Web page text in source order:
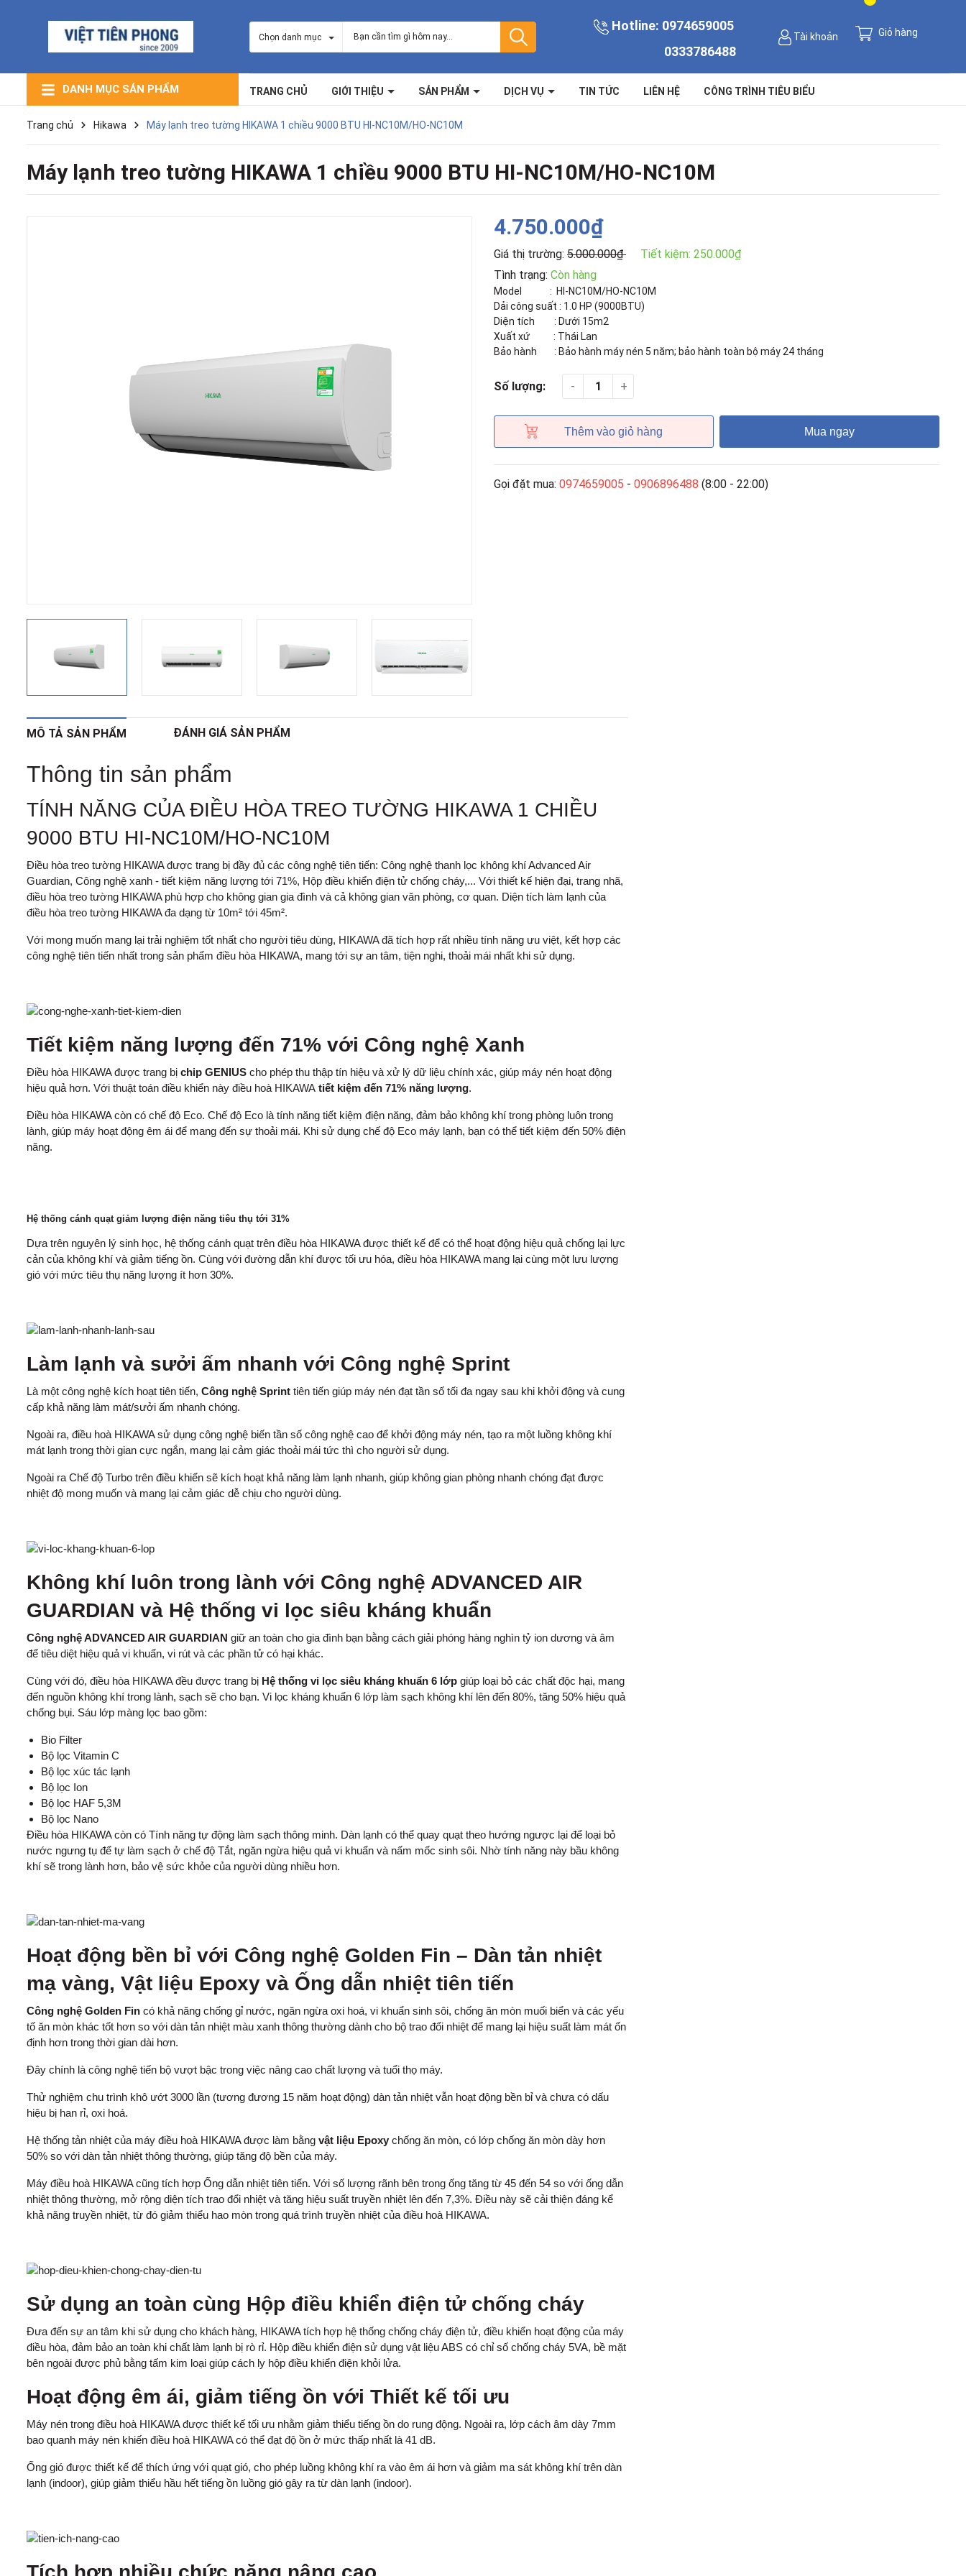
Chọn danh mục
Hotline: 0974659005
0333786488
Tài khoản Giỏ hàng
DANH MỤC SẢN PHẨM TRANG CHỦ GIỚI THIỆU SẢN PHẨM DỊCH VỤ TIN TỨC LIÊN HỆ CÔNG TRÌNH TIÊU BIỂU
Trang chủ Hikawa Máy lạnh treo tường HIKAWA 1 chiều 9000 BTU HI-NC10M/HO-NC10M
Máy lạnh treo tường HIKAWA 1 chiều 9000 BTU HI-NC10M/HO-NC10M
4.750.000₫
Giá thị trường: 5.000.000₫ Tiết kiệm: 250.000₫
Tình trạng: Còn hàng
Model : HI-NC10M/HO-NC10M
Dải công suất : 1.0 HP (9000BTU)
Diện tích : Dưới 15m2
Xuất xứ : Thái Lan
Bảo hành : Bảo hành máy nén 5 năm; bảo hành toàn bộ máy 24 tháng
Số lượng: - +
Thêm vào giỏ hàng Mua ngay
Gọi đặt mua: 0974659005 - 0906896488 (8:00 - 22:00)
MÔ TẢ SẢN PHẨM ĐÁNH GIÁ SẢN PHẨM
Thông tin sản phẩm
TÍNH NĂNG CỦA ĐIỀU HÒA TREO TƯỜNG HIKAWA 1 CHIỀU
9000 BTU HI-NC10M/HO-NC10M
Điều hòa treo tường HIKAWA được trang bị đầy đủ các công nghệ tiên tiến: Công nghệ thanh lọc không khí Advanced Air
Guardian, Công nghệ xanh - tiết kiệm năng lượng tới 71%, Hộp điều khiển điện tử chống cháy,... Với thiết kế hiện đại, trang nhã,
điều hòa treo tường HIKAWA phù hợp cho không gian gia đình và cả không gian văn phòng, cơ quan. Diện tích làm lạnh của
điều hòa treo tường HIKAWA đa dạng từ 10m² tới 45m².
Với mong muốn mang lại trải nghiệm tốt nhất cho người tiêu dùng, HIKAWA đã tích hợp rất nhiều tính năng ưu việt, kết hợp các
công nghệ tiên tiến nhất trong sản phẩm điều hòa HIKAWA, mang tới sự an tâm, tiện nghi, thoải mái nhất khi sử dụng.
Tiết kiệm năng lượng đến 71% với Công nghệ Xanh
Điều hòa HIKAWA được trang bị chip GENIUS cho phép thu thập tín hiệu và xử lý dữ liệu chính xác, giúp máy nén hoạt động
hiệu quả hơn. Với thuật toán điều khiển này điều hoà HIKAWA tiết kiệm đến 71% năng lượng.
Điều hòa HIKAWA còn có chế độ Eco. Chế độ Eco là tính năng tiết kiệm điện năng, đảm bảo không khí trong phòng luôn trong
lành, giúp máy hoạt động êm ái để mang đến sự thoải mái. Khi sử dụng chế độ Eco máy lạnh, bạn có thể tiết kiệm đến 50% điện
năng.
Hệ thống cánh quạt giảm lượng điện năng tiêu thụ tới 31%
Dựa trên nguyên lý sinh học, hệ thống cánh quạt trên điều hòa HIKAWA được thiết kế để có thể hoạt động hiệu quả chống lại lực
cản của không khí và giảm tiếng ồn. Cùng với đường dẫn khí được tối ưu hóa, điều hòa HIKAWA mang lại cùng một lưu lượng
gió với mức tiêu thụ năng lượng ít hơn 30%.
Làm lạnh và sưởi ấm nhanh với Công nghệ Sprint
Là một công nghệ kích hoạt tiên tiến, Công nghệ Sprint tiên tiến giúp máy nén đạt tần số tối đa ngay sau khi khởi động và cung
cấp khả năng làm mát/sưởi ấm nhanh chóng.
Ngoài ra, điều hoà HIKAWA sử dụng công nghệ biến tần số công nghệ cao để khởi động máy nén, tạo ra một luồng không khí
mát lạnh trong thời gian cực ngắn, mang lại cảm giác thoải mái tức thì cho người sử dụng.
Ngoài ra Chế độ Turbo trên điều khiển sẽ kích hoạt khả năng làm lạnh nhanh, giúp không gian phòng nhanh chóng đạt được
nhiệt độ mong muốn và mang lại cảm giác dễ chịu cho người dùng.
Không khí luôn trong lành với Công nghệ ADVANCED AIR
GUARDIAN và Hệ thống vi lọc siêu kháng khuẩn
Công nghệ ADVANCED AIR GUARDIAN giữ an toàn cho gia đình bạn bằng cách giải phóng hàng nghìn tỷ ion dương và âm
để tiêu diệt hiệu quả vi khuẩn, vi rút và các phần tử có hại khác.
Cùng với đó, điều hòa HIKAWA đều được trang bị Hệ thống vi lọc siêu kháng khuẩn 6 lớp giúp loại bỏ các chất độc hại, mang
đến nguồn không khí trong lành, sạch sẽ cho bạn. Vi lọc kháng khuẩn 6 lớp làm sạch không khí lên đến 80%, tăng 50% hiệu quả
chống bụi. Sáu lớp màng lọc bao gồm:
Bio Filter
Bộ lọc Vitamin C
Bộ lọc xúc tác lạnh
Bộ lọc Ion
Bộ lọc HAF 5,3M
Bộ lọc Nano
Điều hòa HIKAWA còn có Tính năng tự động làm sạch thông minh. Dàn lạnh có thể quay quạt theo hướng ngược lại để loại bỏ
nước ngưng tụ để tự làm sạch ở chế độ Tắt, ngăn ngừa hiệu quả vi khuẩn và nấm mốc sinh sôi. Nhờ tính năng này bầu không
khí sẽ trong lành hơn, bảo vệ sức khỏe của người dùng nhiều hơn.
Hoạt động bền bỉ với Công nghệ Golden Fin – Dàn tản nhiệt
mạ vàng, Vật liệu Epoxy và Ống dẫn nhiệt tiên tiến
Công nghệ Golden Fin có khả năng chống gỉ nước, ngăn ngừa oxi hoá, vi khuẩn sinh sôi, chống ăn mòn muối biển và các yếu
tố ăn mòn khác tốt hơn so với dàn tản nhiệt màu xanh thông thường dành cho bộ trao đổi nhiệt để mang lại hiệu suất làm mát ổn
định hơn trong thời gian dài hơn.
Đây chính là công nghệ tiến bộ vượt bậc trong việc nâng cao chất lượng và tuổi thọ máy.
Thử nghiệm chu trình khô ướt 3000 lần (tương đương 15 năm hoạt động) dàn tản nhiệt vẫn hoạt động bền bỉ và chưa có dấu
hiệu bị han rỉ, oxi hoá.
Hệ thống tản nhiệt của máy điều hoà HIKAWA được làm bằng vật liệu Epoxy chống ăn mòn, có lớp chống ăn mòn dày hơn
50% so với dàn tản nhiệt thông thường, giúp tăng độ bền của máy.
Máy điều hoà HIKAWA cũng tích hợp Ống dẫn nhiệt tiên tiến. Với số lượng rãnh bên trong ống tăng từ 45 đến 54 so với ống dẫn
nhiệt thông thường, mở rộng diện tích trao đổi nhiệt và tăng hiệu suất truyền nhiệt lên đến 7,3%. Điều này sẽ cải thiện đáng kể
khả năng truyền nhiệt, từ đó giảm thiểu hao mòn trong quá trình truyền nhiệt của điều hoà HIKAWA.
Sử dụng an toàn cùng Hộp điều khiển điện tử chống cháy
Đưa đến sự an tâm khi sử dụng cho khách hàng, HIKAWA tích hợp hệ thống chống cháy điện tử, điều khiển hoạt động của máy
điều hòa, đảm bảo an toàn khi chất làm lạnh bị rò rỉ. Hộp điều khiển điện sử dụng vật liệu ABS có chỉ số chống cháy 5VA, bề mặt
bên ngoài được phủ bằng tấm kim loại giúp cách ly hộp điều khiển điện khỏi lửa.
Hoạt động êm ái, giảm tiếng ồn với Thiết kế tối ưu
Máy nén trong điều hoà HIKAWA được thiết kế tối ưu nhằm giảm thiểu tiếng ồn do rung động. Ngoài ra, lớp cách âm dày 7mm
bao quanh máy nén khiến điều hoà HIKAWA có thể đạt độ ồn ở mức thấp nhất là 41 dB.
Ống gió được thiết kế để thích ứng với quạt gió, cho phép luồng không khí ra vào êm ái hơn và giảm ma sát không khí trên dàn
lạnh (indoor), giúp giảm thiểu hầu hết tiếng ồn luồng gió gây ra từ dàn lạnh (indoor).